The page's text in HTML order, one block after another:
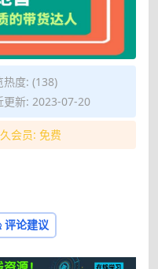
热度: (138)
更新: 2023-07-20
会员: 免费
评论建议